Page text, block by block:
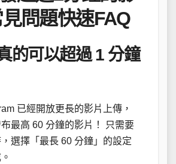
問題快速FAQ
的可以超過 1 分鐘
已經開放更長的影片上傳，
最高 60 分鐘的影片！ 只需要
選擇「最長 60 分鐘」的設定